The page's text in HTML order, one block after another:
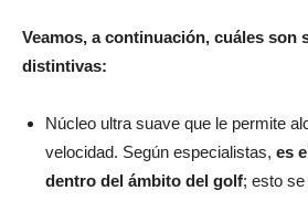
Veamos, a continuación, cuáles son
distintivas:
Núcleo ultra suave que le permite
velocidad. Según especialistas, es
dentro del ámbito del golf; esto